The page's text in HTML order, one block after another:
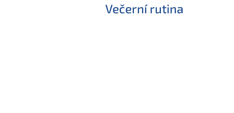
Večerní rutina